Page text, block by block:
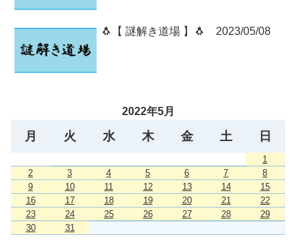
🐧【 謎解き道場 】🐧 2023/05/08
2022年5月
月 火 水 木 金 土 日
1
2
3 4 5 6 7
8
9
10 11 12 13 14
15
16
17 18 19 20 21
22
23
24 25 26 27 28
29
30
31